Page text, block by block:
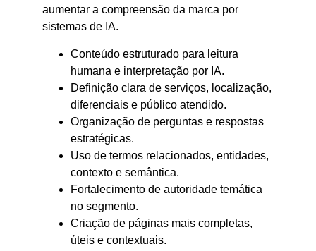
aumentar a compreensão da marca por
sistemas de IA.
Conteúdo estruturado para leitura
humana e interpretação por IA.
Definição clara de serviços, localização,
diferenciais e público atendido.
Organização de perguntas e respostas
estratégicas.
Uso de termos relacionados, entidades,
contexto e semântica.
Fortalecimento de autoridade temática
no segmento.
Criação de páginas mais completas,
úteis e contextuais.